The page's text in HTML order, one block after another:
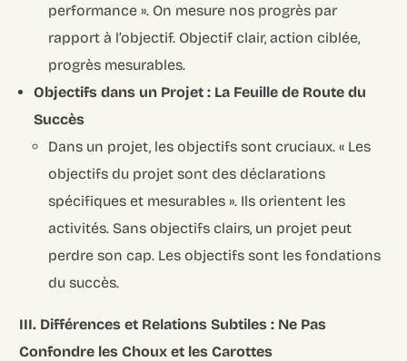
performance ». On mesure nos progrès par
rapport à l’objectif. Objectif clair, action ciblée,
progrès mesurables.
Objectifs dans un Projet : La Feuille de Route du
Succès
Dans un projet, les objectifs sont cruciaux. « Les
objectifs du projet sont des déclarations
spécifiques et mesurables ». Ils orientent les
activités. Sans objectifs clairs, un projet peut
perdre son cap. Les objectifs sont les fondations
du succès.
III. Différences et Relations Subtiles : Ne Pas
Confondre les Choux et les Carottes